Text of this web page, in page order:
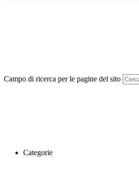
Campo di ricerca per le pagine del sito
Categorie